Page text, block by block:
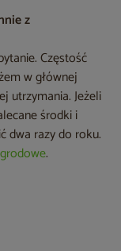
z
Częstość
w głównej
utrzymania. Jeżeli
środki i
dwa razy do roku.
.